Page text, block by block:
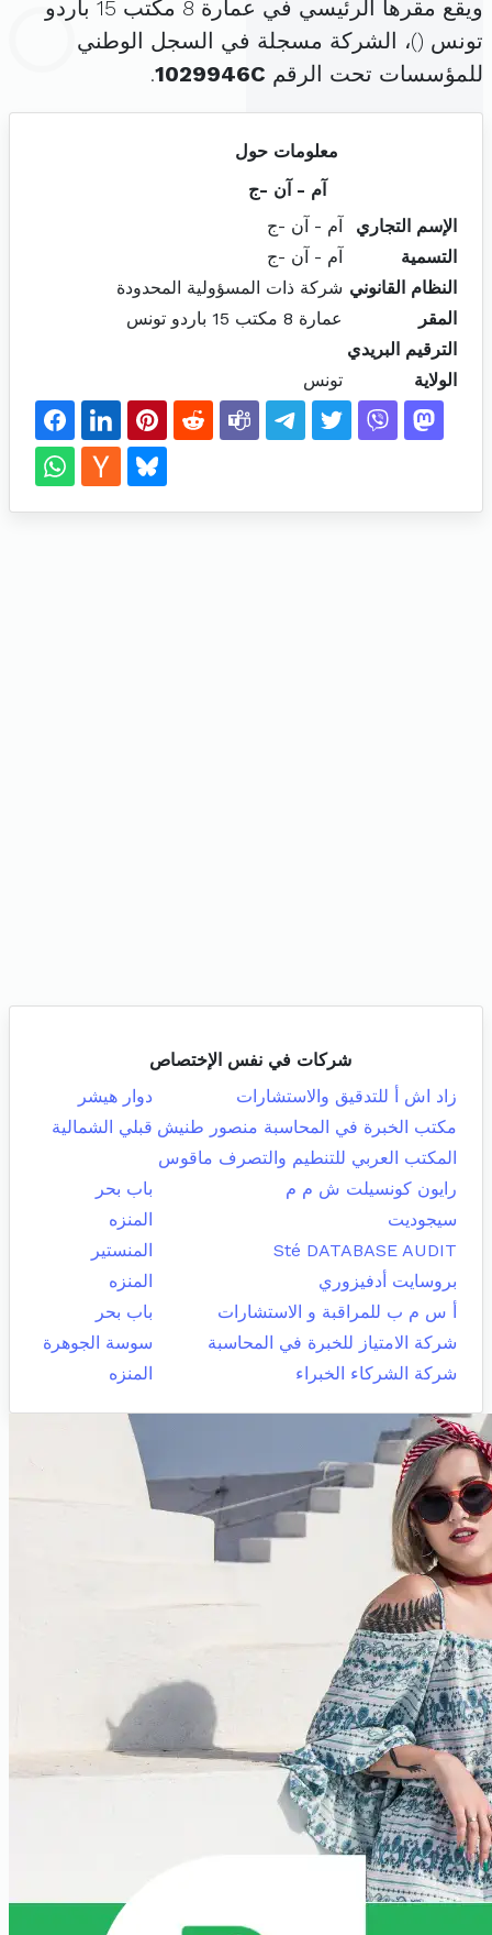
ويقع مقرها الرئيسي في عمارة 8 مكتب 15 باردو
تونس ()، الشركة مسجلة في السجل الوطني
للمؤسسات تحت الرقم 1029946C
.
معلومات حول
آم - آن -ج
الإسم التجاري
آم - آن -ج
التسمية
آم - آن -ج
النظام القانوني شركة ذات المسؤولية المحدودة
المقر
عمارة 8 مكتب 15 باردو تونس
الترقيم البريدي
الولاية
تونس
شركات في نفس الإختصاص
زاد اش أ للتدقيق والاستشارات
دوار هيشر
مكتب الخبرة في المحاسبة منصور طنيش قبلي الشمالية
المكتب العربي للتنطيم والتصرف ماقوس
رايون كونسيلت ش م م
باب بحر
سيجوديت
المنزه
Sté DATABASE AUDIT
المنستير
بروسايت أدفيزوري
المنزه
أ س م ب للمراقبة و الاستشارات
باب بحر
شركة الامتياز للخبرة في المحاسبة
سوسة الجوهرة
شركة الشركاء الخبراء
المنزه